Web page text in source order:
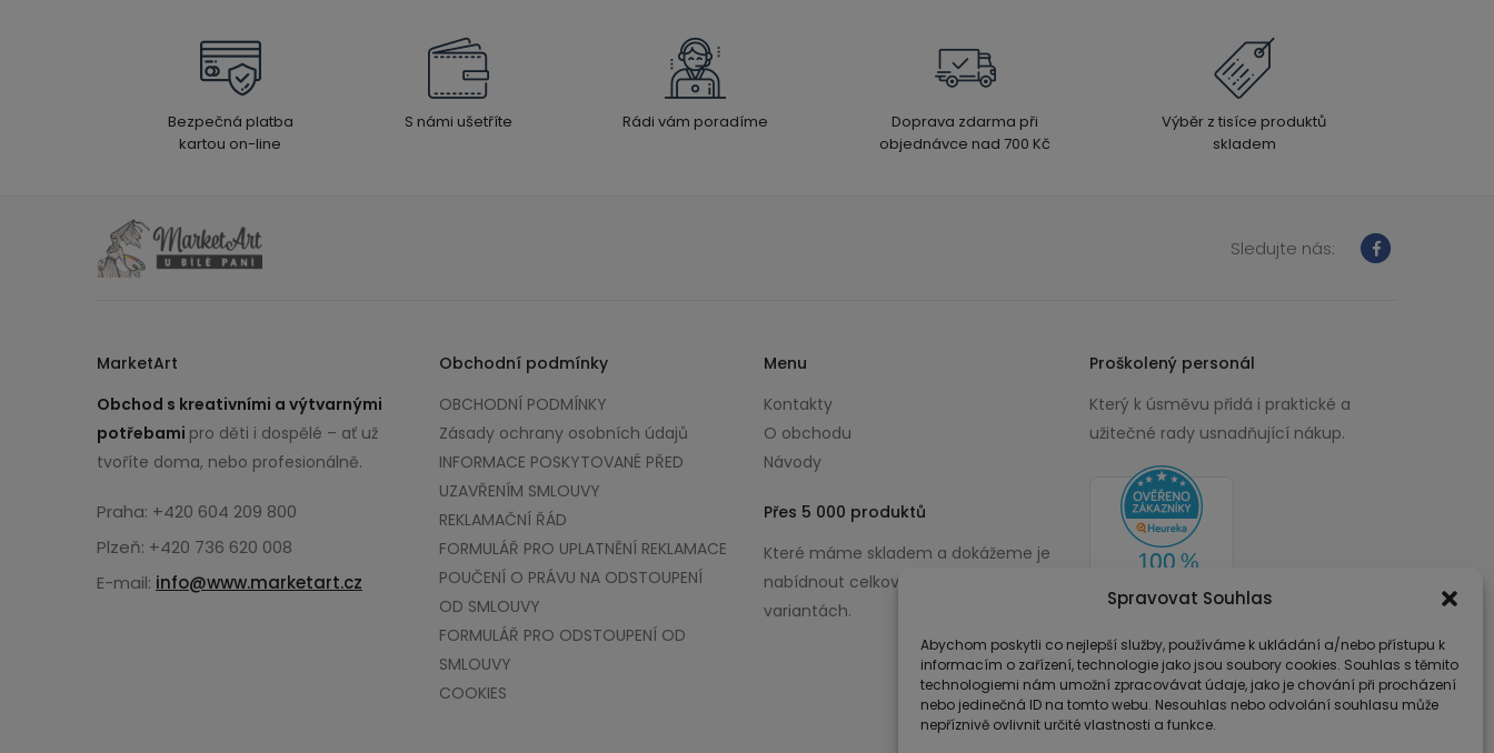
Spravovat Souhlas
Abychom poskytli co nejlepší služby, používáme k ukládání a/nebo přístupu k
informacím o zařízení, technologie jako jsou soubory cookies. Souhlas s těmito
technologiemi nám umožní zpracovávat údaje, jako je chování při procházení
nebo jedinečná ID na tomto webu. Nesouhlas nebo odvolání souhlasu může
nepříznivě ovlivnit určité vlastnosti a funkce.
Bezpečná platba
kartou on-line
S námi ušetříte Rádi vám poradíme
Doprava zdarma při
objednávce nad 700 Kč
Výběr z tisíce produktů
skladem
Sledujte nás:
MarketArt
Obchod s kreativními a výtvarnými
potřebami pro děti i dospělé – ať už
tvoříte doma, nebo profesionálně.
Praha: +420 604 209 800
Plzeň: +420 736 620 008
E-mail: info@www.marketart.cz
Obchodní podmínky
OBCHODNÍ PODMÍNKY
Zásady ochrany osobních údajů
INFORMACE POSKYTOVANÉ PŘED
UZAVŘENÍM SMLOUVY
REKLAMAČNÍ ŘÁD
FORMULÁŘ PRO UPLATNĚNÍ REKLAMACE
POUČENÍ O PRÁVU NA ODSTOUPENÍ
OD SMLOUVY
FORMULÁŘ PRO ODSTOUPENÍ OD
SMLOUVY
COOKIES
Menu
Kontakty
O obchodu
Návody
Přes 5 000 produktů
Které máme skladem a dokážeme je
nabídnout celkově až v 100 000
variantách.
Proškolený personál
Který k úsměvu přidá i praktické a
užitečné rady usnadňující nákup.